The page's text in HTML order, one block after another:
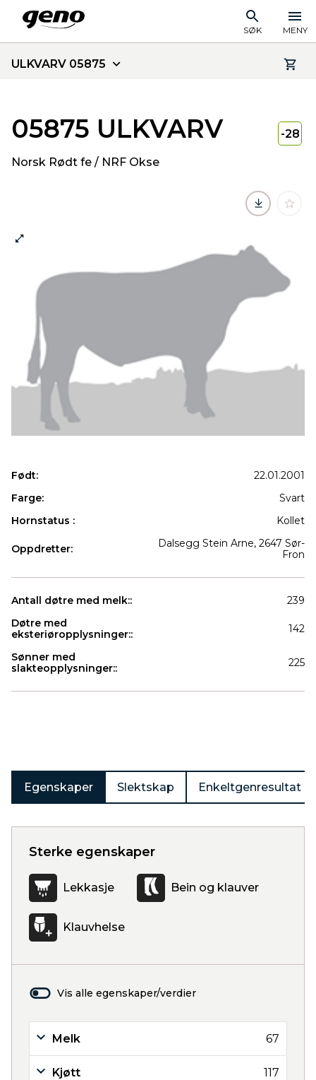
SØK MENY
ULKVARV 05875
05875 ULKVARV
Norsk Rødt fe / NRF Okse
-28
Født:
22.01.2001
Farge:
Svart
Hornstatus :
Kollet
Oppdretter:
Dalsegg Stein Arne, 2647 Sør-
Fron
Antall døtre med melk::
239
Døtre med
eksteriøropplysninger::
142
Sønner med
slakteopplysninger::
225
Egenskaper Slektskap Enkeltgenresultat
Sterke egenskaper
Lekkasje Bein og klauver
Klauvhelse
Vis alle egenskaper/verdier
Melk 67
Kjøtt 117